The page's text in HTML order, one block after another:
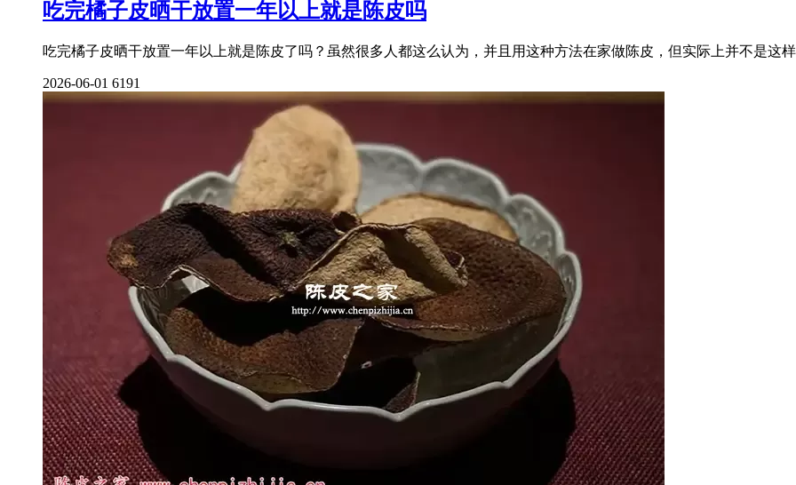
吃完橘子皮晒干放置一年以上就是陈皮吗
吃完橘子皮晒干放置一年以上就是陈皮了吗？虽然很多人都这么认为，并且用这种方法在家做陈皮，但实际上并不是这
2026-06-01 6191